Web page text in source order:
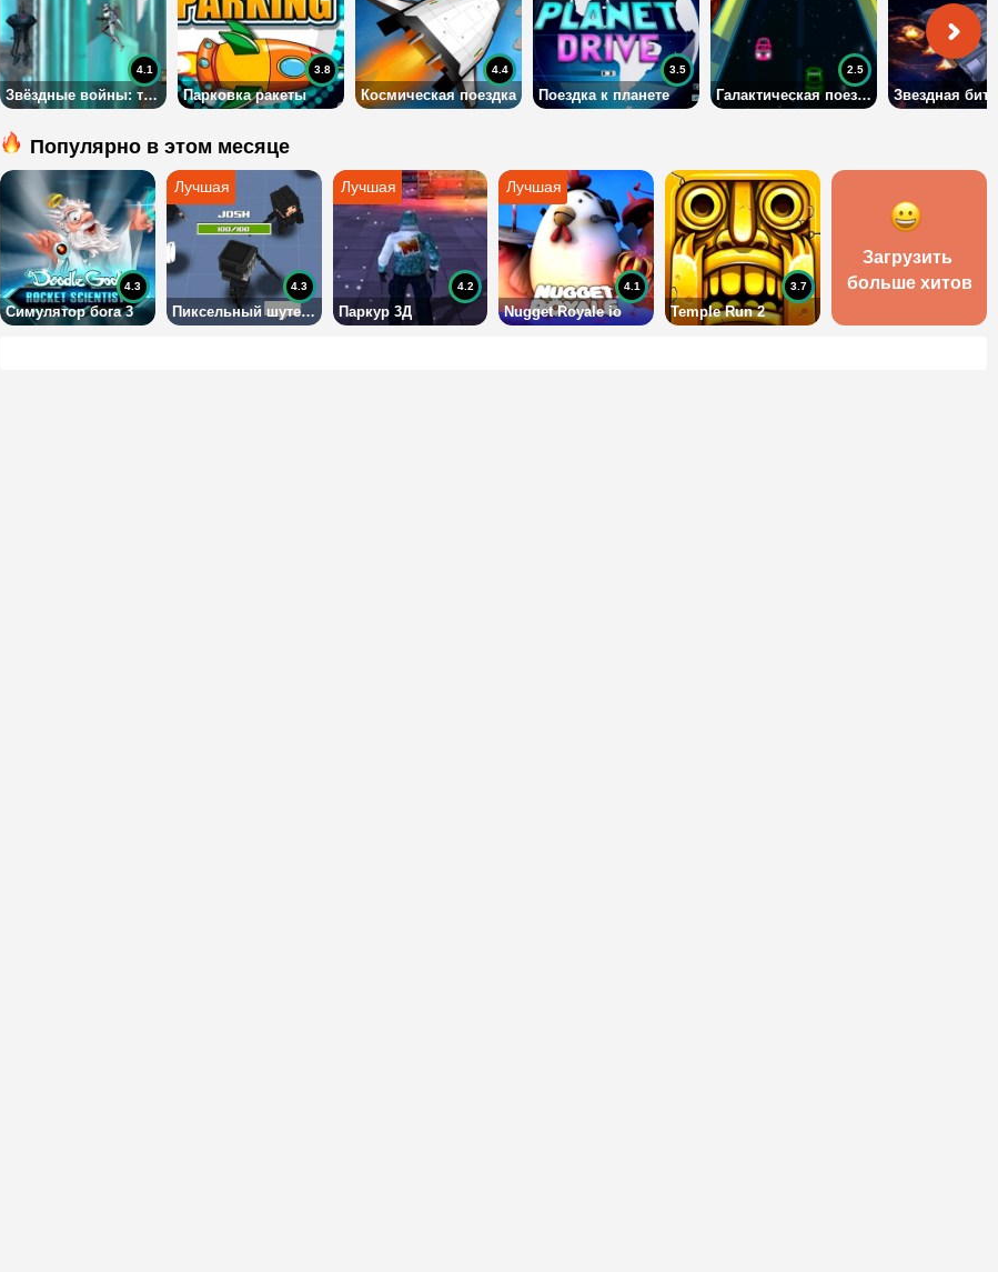
Звёздные войны: турбо-миссия
4.1
Парковка ракеты
3.8
Космическая поездка
4.4
Поездка к планете
3.5
Галактическая поездка
2.5
Звездная
Популярно в этом месяце
Симулятор бога 3
4.3
Пиксельный шутер ио
4.3
Паркур 3Д
4.2
Nugget Royale io
4.1
Temple Run 2
3.7
Загрузить
больше хитов